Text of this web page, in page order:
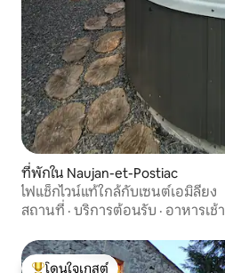
ที่พักใน Naujan-et-Postiac
ไฟแช็กไวน์แท้ใกล้กับเซนต์เอมิลียง
สถานที่ · บริการต้อนรับ · อาหารเช้า
โดนใจเกสต์